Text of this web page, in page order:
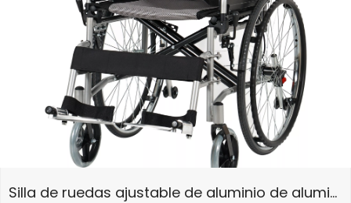
Silla de ruedas ajustable de aluminio de aluminio